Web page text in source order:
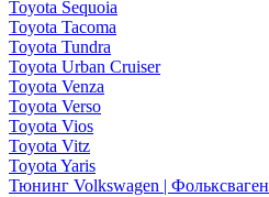
Toyota Sequoia
Toyota Tacoma
Toyota Tundra
Toyota Urban Cruiser
Toyota Venza
Toyota Verso
Toyota Vios
Toyota Vitz
Toyota Yaris
Тюнинг Volkswagen | Фольксваген